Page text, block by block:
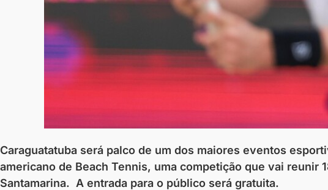
Caraguatatuba será palco de um dos maiores eventos
americano de Beach Tennis, uma competição que vai reunir
Santamarina. A entrada para o público será gratuita.